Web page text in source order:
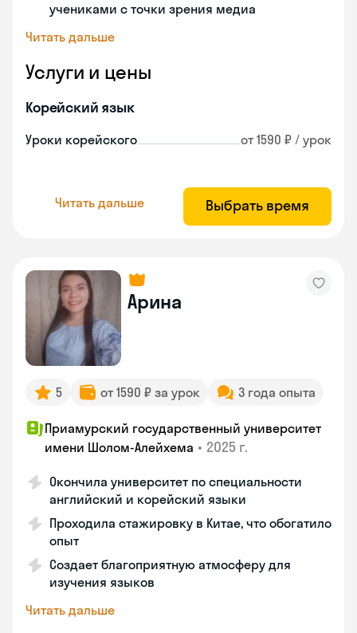
учениками с точки зрения медиа
Читать дальше
Услуги и цены
Корейский язык
Уроки корейского от 1590 ₽ / урок
Читать дальше Выбрать время
Арина
5 от 1590 ₽ за урок 3 года опыта
Приамурский государственный университет
имени Шолом-Алейхема • 2025 г.
Окончила университет по специальности
английский и корейский языки
Проходила стажировку в Китае, что обогатило
опыт
Создает благоприятную атмосферу для
изучения языков
Читать дальше